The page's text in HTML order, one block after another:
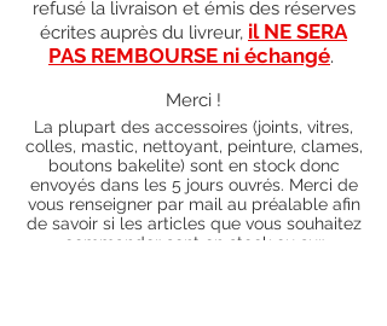
refusé la livraison et émis des réserves
écrites auprès du livreur, il NE SERA
PAS REMBOURSE ni échangé.
Merci !
La plupart des accessoires (joints, vitres,
colles, mastic, nettoyant, peinture, clames,
boutons bakelite) sont en stock donc
envoyés dans les 5 jours ouvrés. Merci de
vous renseigner par mail au préalable afin
de savoir si les articles que vous souhaitez
commander sont en stock ou sur